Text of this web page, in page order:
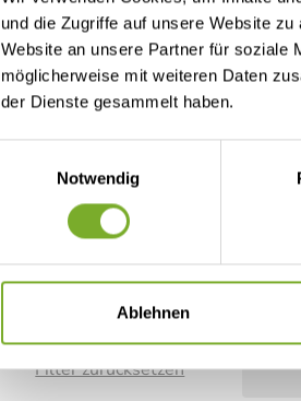
und die Zugriffe auf unsere Website
Website an unsere Partner für soziale
möglicherweise mit weiteren Daten
der Dienste gesammelt haben.
Notwendig
Ablehnen
not-visible
not-visible
Filter zurücksetzen